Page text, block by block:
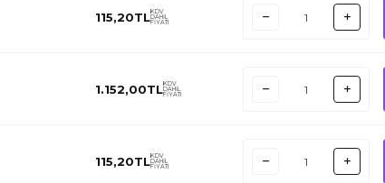
115,20TLKDV
DAHİL
FİYATI
1.152,00TLKDV
DAHİL
FİYATI
115,20TLKDV
DAHİL
FİYATI